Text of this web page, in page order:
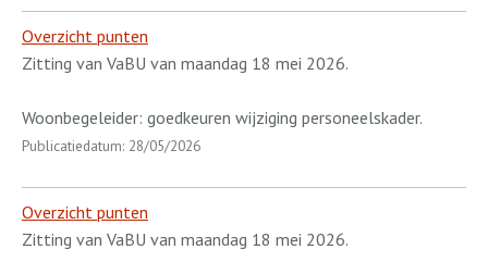
Overzicht punten
Zitting van VaBU van maandag 18 mei 2026.
Woonbegeleider: goedkeuren wijziging personeelskader.
Publicatiedatum: 28/05/2026
Overzicht punten
Zitting van VaBU van maandag 18 mei 2026.